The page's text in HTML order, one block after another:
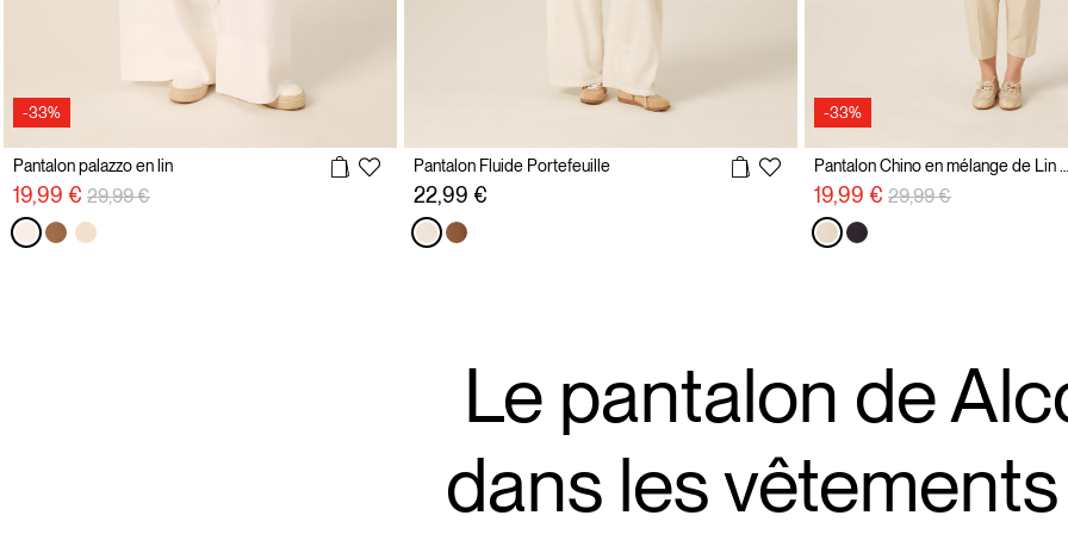
-33%
Pantalon palazzo en lin
19,99 € Prix réduit de
29,99 €
Pantalon Fluide Portefeuille
22,99 €
-33%
19,99 € Prix réduit de
29,99 €
Le pantalon de
dans les